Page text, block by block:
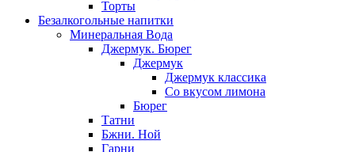
Торты
Безалкогольные напитки
Минеральная Вода
Джермук. Бюрег
Джермук
Джермук классика
Со вкусом лимона
Бюрег
Татни
Бжни. Ной
Гарни